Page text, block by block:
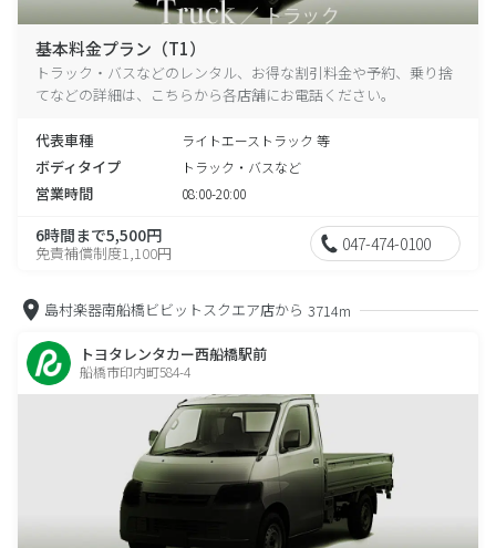
基本料金プラン（T1）
トラック・バスなどのレンタル、お得な割引料金や予約、乗り捨
てなどの詳細は、こちらから各店舗にお電話ください。
代表車種 ライトエーストラック 等
ボディタイプ トラック・バスなど
営業時間 08:00-20:00
6時間まで5,500円
免責補償制度1,100円 047-474-0100
島村楽器南船橋ビビットスクエア店から 3714m
トヨタレンタカー西船橋駅前
船橋市印内町584-4